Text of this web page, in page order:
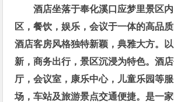
酒店坐落于奉化溪口应梦里景区
区，餐饮，娱乐，会议于一体的高品质
酒店客房风格独特新颖，典雅大方。
新，商务出行，景区沉浸为特色。酒
厅，会议室，康乐中心，儿童乐园等
场，车站及旅游景点交通便捷。是一